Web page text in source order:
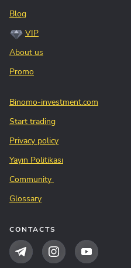
Blog
VIP
About us
Promo
Binomo-investment.com
Start trading
Privacy policy
Yayın Politikası
Community
Glossary
CONTACTS